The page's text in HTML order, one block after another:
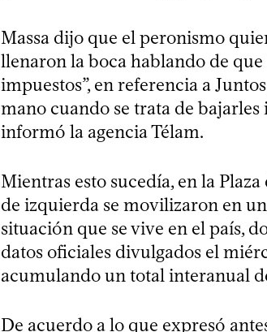
Massa dijo que el peronismo
llenaron la boca hablando de
impuestos”, en referencia a
mano cuando se trata de bajarles
informó la agencia Télam.
Mientras esto sucedía, en la
de izquierda se movilizaron en
situación que se vive en el país,
datos oficiales divulgados el
acumulando un total interanual
De acuerdo a lo que expresó